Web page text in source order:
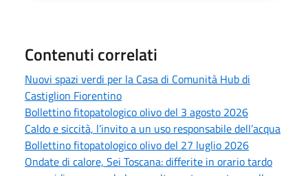
Contenuti correlati
Nuovi spazi verdi per la Casa di Comunità Hub di
Castiglion Fiorentino
Bollettino fitopatologico olivo del 3 agosto 2026
Caldo e siccità, l’invito a un uso responsabile dell’acqua
Bollettino fitopatologico olivo del 27 luglio 2026
Ondate di calore, Sei Toscana: differite in orario tardo